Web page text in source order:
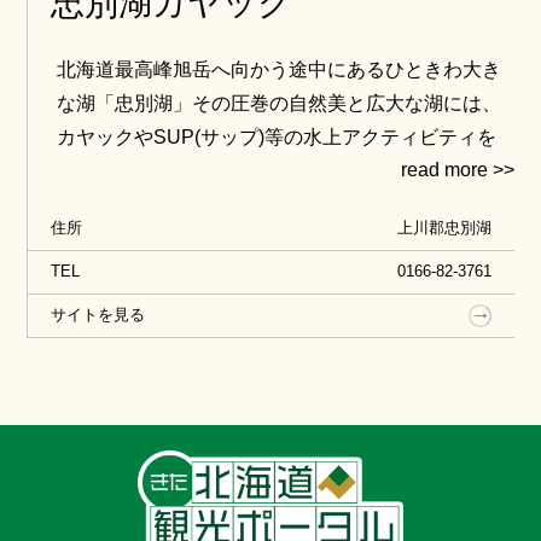
北海道最高峰旭岳へ向かう途中にあるひときわ大き
な湖「忠別湖」その圧巻の自然美と広大な湖には、
カヤックやSUP(サップ)等の水上アクティビティを
目的に夏から秋にかけて多くの人で賑わっていま
そんな水上アクティビティは町内のガイドさんによ
り、
初心者の方や道具をお持ちでない方も気軽に体験で
きますので、詳しくは一般社団法人ひがしかわ観光
ログギフト「ここのこと。ひがしかわ」も絶賛発売
中ですので、ぜひご利用ください。
住所 上川郡忠別湖
TEL 0166-82-3761
サイトを見る